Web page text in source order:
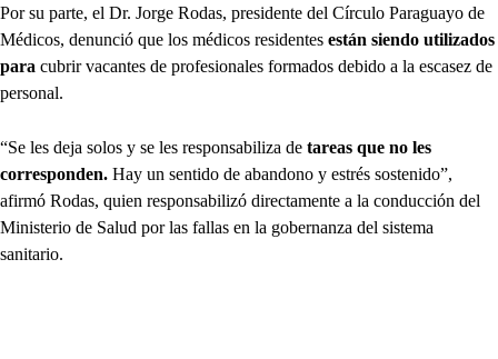
Por su parte, el Dr. Jorge Rodas, presidente del Círculo Paraguayo de
Médicos, denunció que los médicos residentes están siendo utilizados
para cubrir vacantes de profesionales formados debido a la escasez de
personal.
“Se les deja solos y se les responsabiliza de tareas que no les
corresponden. Hay un sentido de abandono y estrés sostenido”,
afirmó Rodas, quien responsabilizó directamente a la conducción del
Ministerio de Salud por las fallas en la gobernanza del sistema
sanitario.